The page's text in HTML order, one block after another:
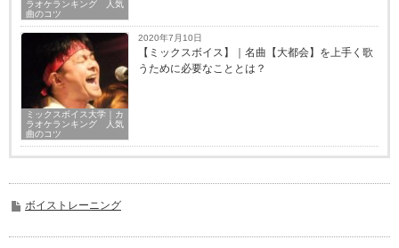
ラオケランキング 人気
曲のコツ
ミックスボイス大学｜カ
ラオケランキング 人気
曲のコツ
2020年7月10日
【ミックスボイス】｜名曲【大都会】を上手く歌
うために必要なこととは？
ボイストレーニング